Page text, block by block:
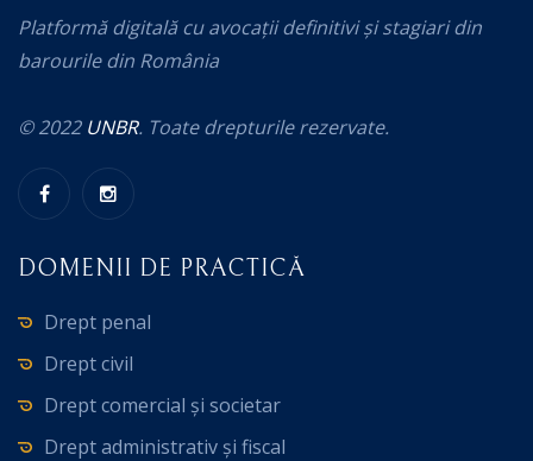
Platformă digitală cu avocații definitivi și stagiari din
barourile din România
© 2022 UNBR. Toate drepturile rezervate.
DOMENII DE PRACTICĂ
Drept penal
Drept civil
Drept comercial și societar
Drept administrativ și fiscal